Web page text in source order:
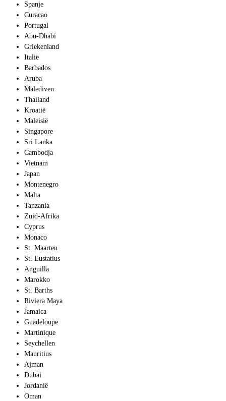
Spanje
Curacao
Portugal
Abu-Dhabi
Griekenland
Italië
Barbados
Aruba
Malediven
Thailand
Kroatië
Maleisië
Singapore
Sri Lanka
Cambodja
Vietnam
Japan
Montenegro
Malta
Tanzania
Zuid-Afrika
Cyprus
Monaco
St. Maarten
St. Eustatius
Anguilla
Marokko
St. Barths
Riviera Maya
Jamaica
Guadeloupe
Martinique
Seychellen
Mauritius
Ajman
Dubai
Jordanië
Oman